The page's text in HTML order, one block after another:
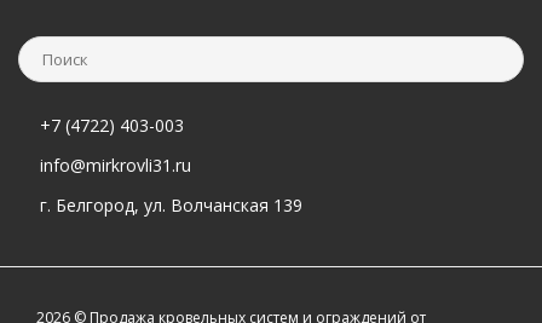
+7 (4722) 403-003
info@mirkrovli31.ru
г. Белгород, ул. Волчанская 139
2026 © Продажа кровельных систем и ограждений от